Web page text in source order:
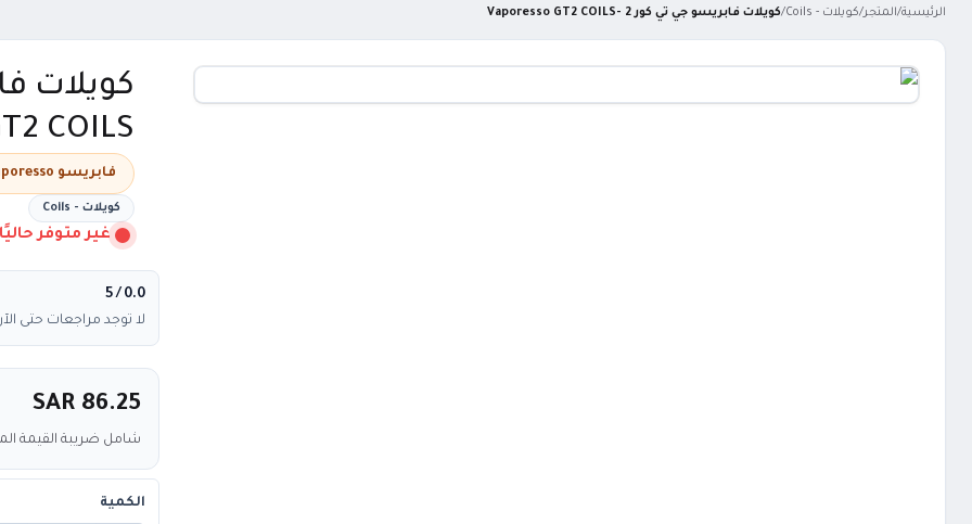
الرئيسية/المتجر/كويلات - Coils /كويلات فابريسو جي تي كور 2 -Vaporesso GT2 COILS
COILS
فابريسو Vaporesso
كويلات - Coils
غير متوفر حاليًا
0.0
/ 5
لا توجد مراجعات حتى
SAR 86.25
شامل ضريبة القيمة
الكمية